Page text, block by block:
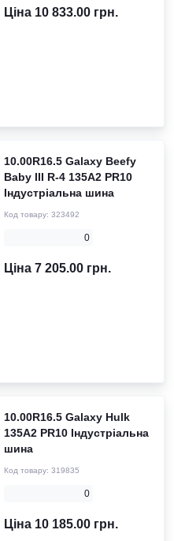
Ціна 10 833.00 грн.
10.00R16.5 Galaxy Beefy
Baby III R-4 135A2 PR10
Індустріальна шина
Код товару: 323492
0
Ціна 7 205.00 грн.
10.00R16.5 Galaxy Hulk
135A2 PR10 Індустріальна
шина
Код товару: 319835
0
Ціна 10 185.00 грн.